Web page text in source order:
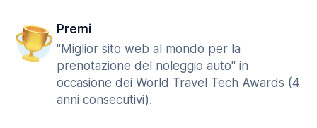
Premi
"Miglior sito web al mondo per la
prenotazione del noleggio auto" in
occasione dei World Travel Tech Awards (4
anni consecutivi).